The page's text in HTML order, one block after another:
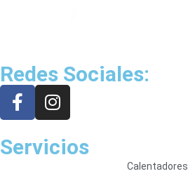
Redes Sociales:
Servicios
Calentadores